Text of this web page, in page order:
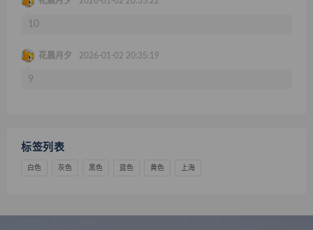
10
花晨月夕 2026-01-02 20:35:19
9
标签列表
白色 灰色 黑色 蓝色 黄色 上海